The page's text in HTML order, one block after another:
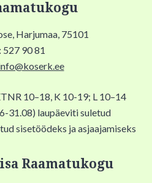
Harjumaa, 75101
527 90 81
10–18, K 10-19; L 10–14
31.08) laupäeviti suletud
sisetöödeks ja asjaajamiseks
Raamatukogu